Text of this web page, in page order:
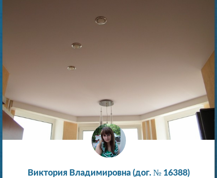
Виктория Владимировна (дог. № 16388)